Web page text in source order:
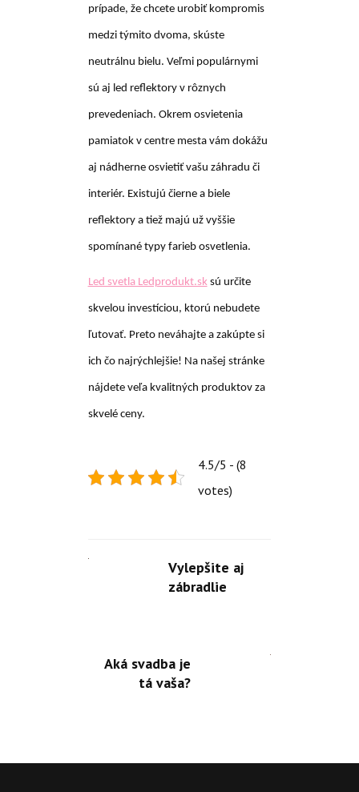
prípade, že chcete urobiť kompromis
medzi týmito dvoma, skúste
neutrálnu bielu. Veľmi populárnymi
sú aj led reflektory v rôznych
prevedeniach. Okrem osvietenia
pamiatok v centre mesta vám dokážu
aj nádherne osvietiť vašu záhradu či
interiér. Existujú čierne a biele
reflektory a tiež majú už vyššie
spomínané typy farieb osvetlenia.
Led svetla Ledprodukt.sksú určite
skvelou investíciou, ktorú nebudete
ľutovať. Preto neváhajte a zakúpte si
ich čo najrýchlejšie! Na našej stránke
nájdete veľa kvalitných produktov za
skvelé ceny.
4.5/5 - (8
votes)
Vylepšite aj
zábradlie
Aká svadba je
tá vaša?